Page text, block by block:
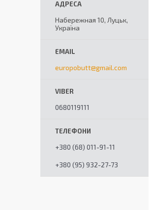
Набережная 10, Луцьк,
Україна
europobutt@gmail.com
0680119111
+380 (68) 011-91-11
+380 (95) 932-27-73